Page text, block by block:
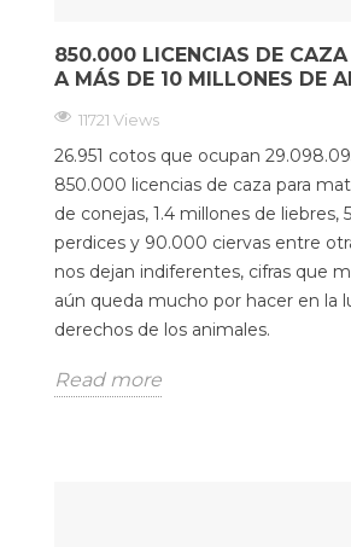
850.000 LICENCIAS DE
A MÁS DE 10 MILLONES DE
11721 Views
26.951 cotos que ocupan
850.000 licencias de caza para
de conejas, 1.4 millones de liebres,
perdices y 90.000 ciervas entre
nos dejan indiferentes, cifras que
aún queda mucho por hacer en la
derechos de los animales.
Read more